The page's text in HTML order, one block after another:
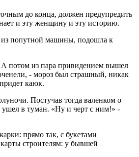
до конца, должен предупредить
и эту женщину и эту историю.
из попутной машины, подошла к
А потом из пара привидением вышел
- мороз был страшный, никак
каюк.
Постучав тогда валенком о
ушел в туман. «Ну и черт с ним!» -
прямо так, с букетами
строителям: у бывшей